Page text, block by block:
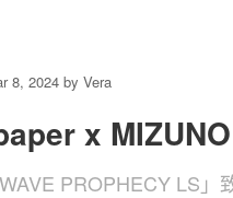
8, 2024 by Vera
x
PROPHECY LS」